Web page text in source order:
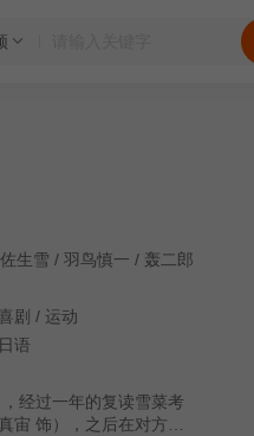
佐生雪 / 羽鸟慎一 / 轰二郎
喜剧 / 运动
日语
经过一年的复读雪菜考
宙 饰），之后在对方的